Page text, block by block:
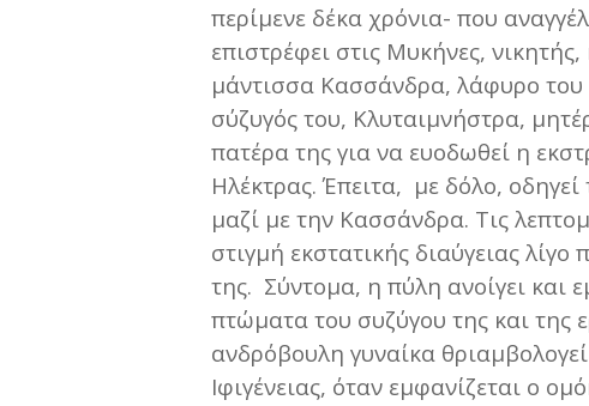
περίμενε δέκα χρόνια- που
επιστρέφει στις Μυκήνες,
μάντισσα Κασσάνδρα, λάφυρο του
σύζυγός του, Κλυταιμνήστρα,
πατέρα της για να ευοδωθεί η
Ηλέκτρας. Έπειτα, με δόλο,
μαζί με την Κασσάνδρα. Τις
στιγμή εκστατικής διαύγειας
της. Σύντομα, η πύλη ανοίγει και
πτώματα του συζύγου της και της
ανδρόβουλη γυναίκα
Ιφιγένειας, όταν εμφανίζεται ο